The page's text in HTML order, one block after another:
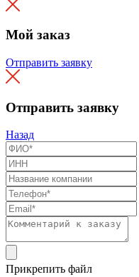
Мой заказ
Отправить заявку
Отправить заявку
Назад
Прикрепить файл